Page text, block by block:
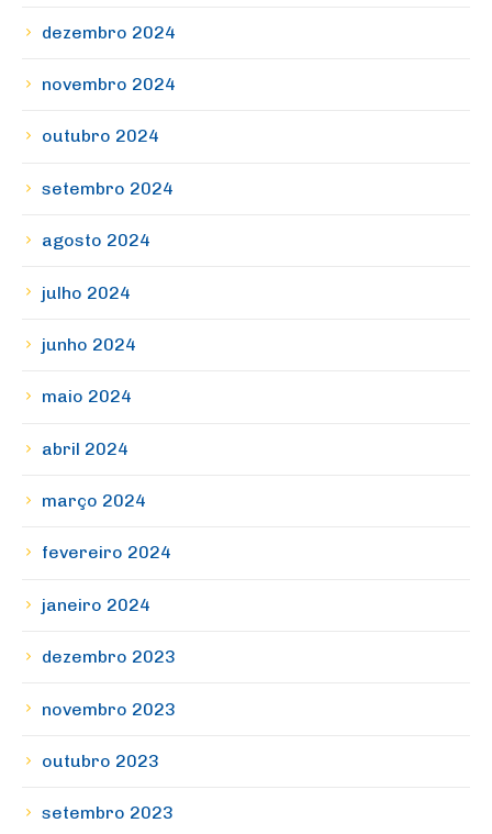
dezembro 2024
novembro 2024
outubro 2024
setembro 2024
agosto 2024
julho 2024
junho 2024
maio 2024
abril 2024
março 2024
fevereiro 2024
janeiro 2024
dezembro 2023
novembro 2023
outubro 2023
setembro 2023